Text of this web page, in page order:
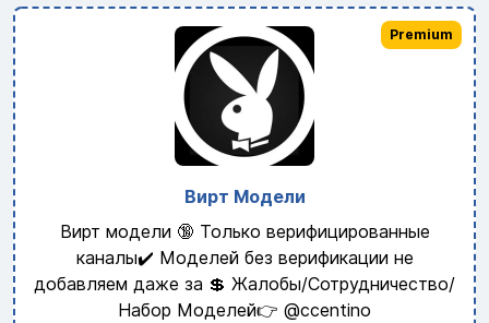
Вирт Модели
Вирт модели 🔞 Только верифицированные
каналы✔️ Моделей без верификации не
добавляем даже за 💲 Жалобы/Сотрудничество/
Набор Моделей👉 @ccentino
Premium